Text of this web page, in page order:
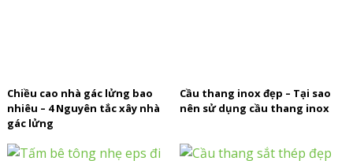
Chiều cao nhà gác lửng bao
nhiêu – 4 Nguyên tắc xây nhà
gác lửng
Cầu thang inox đẹp – Tại sao
nên sử dụng cầu thang inox